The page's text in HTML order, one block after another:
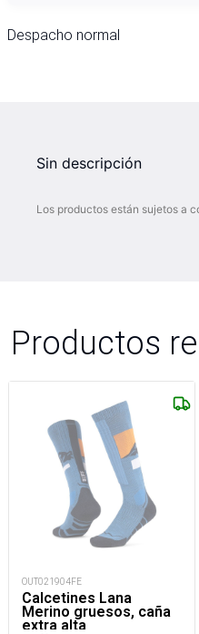
Despacho normal
Sin descripción
Los productos están sujetos a
Productos
OUT021904FE
Calcetines Lana
Merino gruesos, caña
extra alta